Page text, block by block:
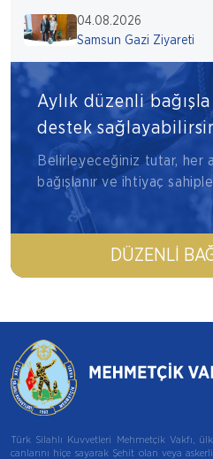
04.08.2026
Samsun Gazi Ziyareti
Aylık düzenli bağışla
destek
Belirleyeceğiniz tutar, her
bağışlanır ve ihtiyaç
DÜZENLI
Türk Silahlı Kuvvetleri Mehmetçik Vakfı,
canlarını hiçe sayarak Şehit olan veya